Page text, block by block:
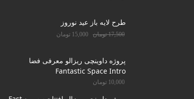
طرح لایه باز عید نوروز
17,500 تومان 15,000 تومان
پروژه داوینچی ریزالو معرفی فضا
Fantastic Space Intro
10,000 تومان